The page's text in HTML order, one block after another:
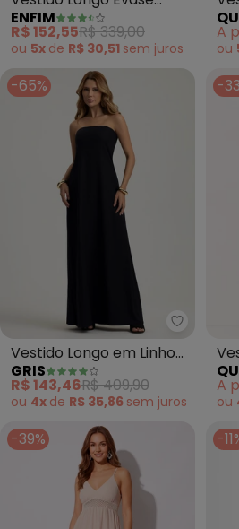
Floral (Fúcsia)
ENFIM
R$ 152,55R$ 339,00
ou 5x de R$ 30,51 sem juros
A
ou
-65%
Gris -
Vestido Longo em Linho
(Preto)
GRIS
R$ 143,46R$ 409,90
ou 4x de R$ 35,86 sem juros
-
A
ou
-39% -